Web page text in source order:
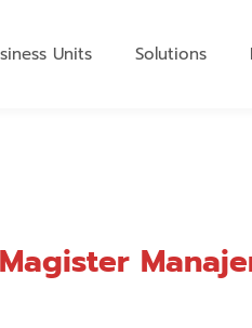
Units Solutions